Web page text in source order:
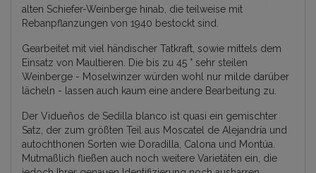
alten Schiefer-Weinberge hinab, die teilweise mit
Rebanpflanzungen von 1940 bestockt sind.
Gearbeitet mit viel händischer Tatkraft, sowie mittels dem
Einsatz von Maultieren. Die bis zu 45 ° sehr steilen
Weinberge - Moselwinzer würden wohl nur milde darüber
lächeln - lassen auch kaum eine andere Bearbeitung zu.
Der Vidueños de Sedilla blanco ist quasi ein gemischter
Satz, der zum größten Teil aus Moscatel de Alejandría und
autochthonen Sorten wie Doradilla, Calona und Montúa.
Mutmaßlich fließen auch noch weitere Varietäten ein, die